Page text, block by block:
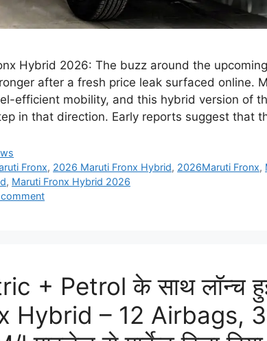
Hybrid 2026: The buzz around the
after a fresh price leak surfaced online.
efficient mobility, and this hybrid version of
in that direction. Early reports suggest that
Fronx, 2026 Maruti Fronx Hybrid, 2026Maruti Fronx,
, Maruti Fronx Hybrid 2026
+ Petrol के साथ लॉन्च
Hybrid – 12 Airbags,